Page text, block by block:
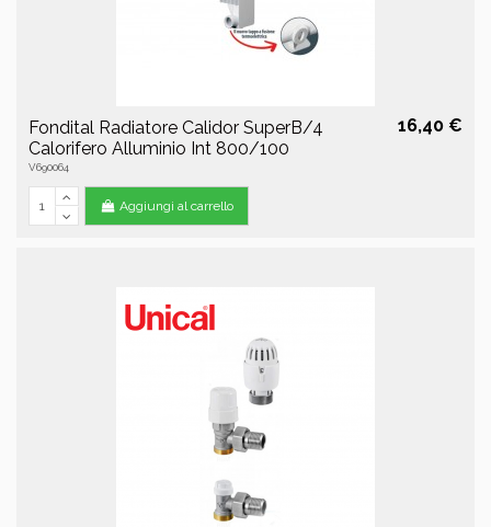
Fondital Radiatore Calidor SuperB/4
Calorifero Alluminio Int 800/100
V690064
16,40 €
Aggiungi al carrello